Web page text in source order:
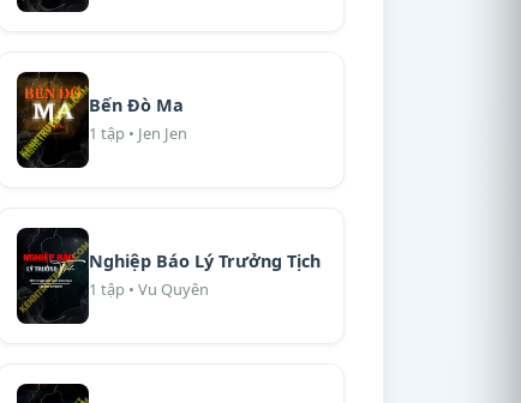
Bến Đò Ma
1 tập • Jen Jen
Nghiệp Báo Lý Trưởng Tịch
1 tập • Vu Quyên